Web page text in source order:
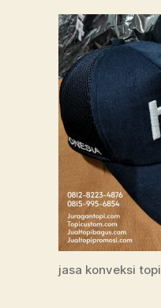
jasa konveksi topi